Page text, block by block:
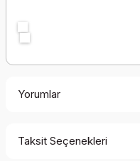
Yorumlar
Taksit Seçenekleri